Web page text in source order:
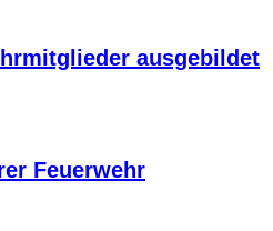
ausgebildet
Feuerwehr